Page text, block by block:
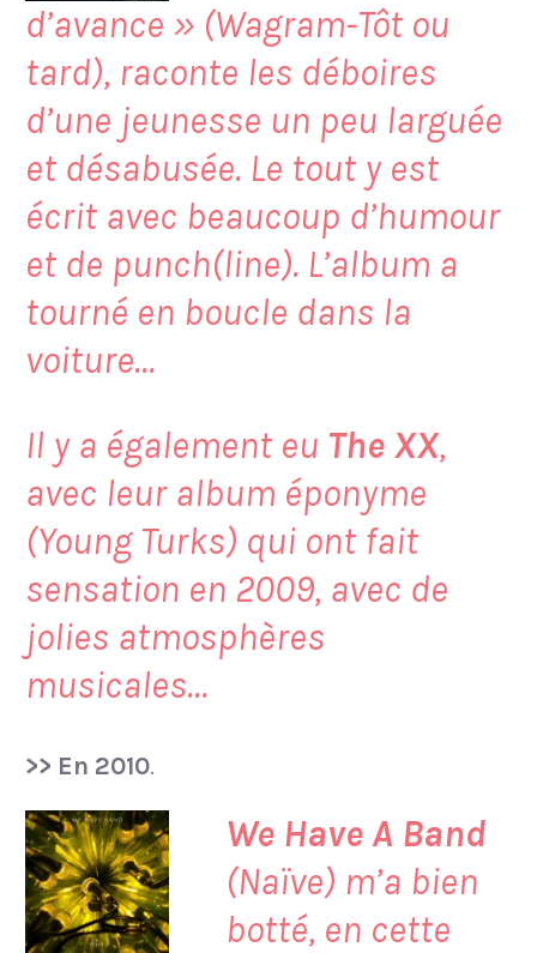
d’avance » (Wagram-Tôt ou
tard), raconte les déboires
d’une jeunesse un peu larguée
et désabusée. Le tout y est
écrit avec beaucoup d’humour
et de punch(line). L’album a
tourné en boucle dans la
voiture…
Il y a également eu The XX,
avec leur album éponyme
(Young Turks) qui ont fait
sensation en 2009, avec de
jolies atmosphères
musicales…
>> En 2010.
We Have A Band
(Naïve) m’a bien
botté, en cette